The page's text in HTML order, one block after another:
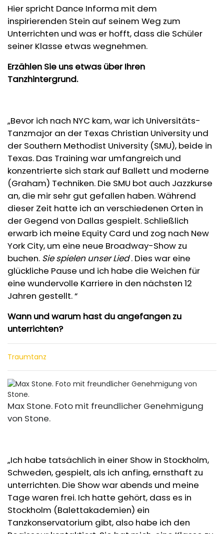
Hier spricht Dance Informa mit dem
inspirierenden Stein auf seinem Weg zum
Unterrichten und was er hofft, dass die Schüler
seiner Klasse etwas wegnehmen.
Erzählen Sie uns etwas über Ihren
Tanzhintergrund.
„Bevor ich nach NYC kam, war ich Universitäts-
Tanzmajor an der Texas Christian University und
der Southern Methodist University (SMU), beide in
Texas. Das Training war umfangreich und
konzentrierte sich stark auf Ballett und moderne
(Graham) Techniken. Die SMU bot auch Jazzkurse
an, die mir sehr gut gefallen haben. Während
dieser Zeit hatte ich an verschiedenen Orten in
der Gegend von Dallas gespielt. Schließlich
erwarb ich meine Equity Card und zog nach New
York City, um eine neue Broadway-Show zu
buchen. Sie spielen unser Lied. Dies war eine
glückliche Pause und ich habe die Weichen für
eine wundervolle Karriere in den nächsten 12
Jahren gestellt. “
Wann und warum hast du angefangen zu
unterrichten?
Traumtanz
Max Stone. Foto mit freundlicher Genehmigung
von Stone.
„Ich habe tatsächlich in einer Show in Stockholm,
Schweden, gespielt, als ich anfing, ernsthaft zu
unterrichten. Die Show war abends und meine
Tage waren frei. Ich hatte gehört, dass es in
Stockholm (Balettakademien) ein
Tanzkonservatorium gibt, also habe ich den